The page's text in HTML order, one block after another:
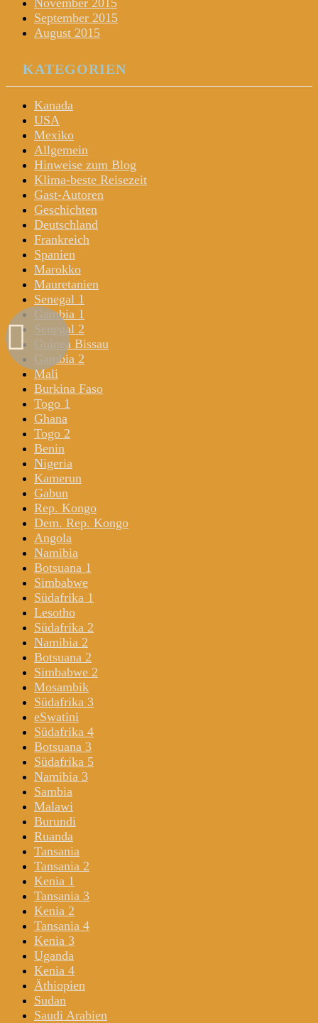
September 2015
August 2015
KATEGORIEN
Kanada
USA
Mexiko
Allgemein
Hinweise zum Blog
Klima-beste Reisezeit
Gast-Autoren
Geschichten
Deutschland
Frankreich
Spanien
Marokko
Mauretanien
Senegal 1
Gambia 1
Senegal 2
Guinea Bissau
Gambia 2
Mali
Burkina Faso
Togo 1
Ghana
Togo 2
Benin
Nigeria
Kamerun
Gabun
Rep. Kongo
Dem. Rep. Kongo
Angola
Namibia
Botsuana 1
Simbabwe
Südafrika 1
Lesotho
Südafrika 2
Namibia 2
Botsuana 2
Simbabwe 2
Mosambik
Südafrika 3
eSwatini
Südafrika 4
Botsuana 3
Südafrika 5
Namibia 3
Sambia
Malawi
Burundi
Ruanda
Tansania
Tansania 2
Kenia 1
Tansania 3
Kenia 2
Tansania 4
Kenia 3
Uganda
Kenia 4
Äthiopien
Sudan
Saudi Arabien